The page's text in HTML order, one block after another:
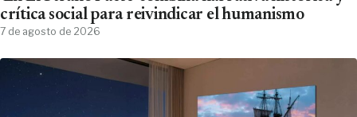
crítica social para reivindicar el humanismo
7 de agosto de 2026